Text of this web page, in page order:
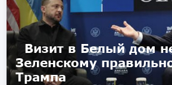
Визит в Белый дом
Зеленскому
Трампа